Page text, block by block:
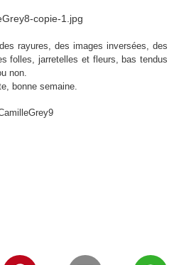
rayures, des images inversées, des
folles, jarretelles et fleurs, bas tendus
non.
bonne semaine.